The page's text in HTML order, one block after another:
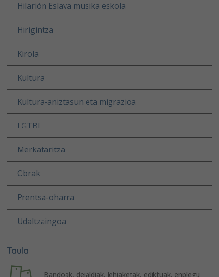
Hilarión Eslava musika eskola
Hirigintza
Kirola
Kultura
Kultura-aniztasun eta migrazioa
LGTBI
Merkataritza
Obrak
Prentsa-oharra
Udaltzaingoa
Taula
Bandoak, deialdiak, lehiaketak, ediktuak, enplegu